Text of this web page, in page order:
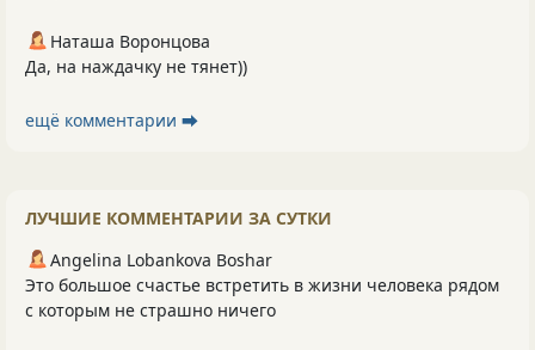
Наташа Воронцова
Да, на наждачку не тянет))
ещё комментарии ⮕
ЛУЧШИЕ КОММЕНТАРИИ ЗА СУТКИ
Angelina Lobankova Boshar
Это большое счастье встретить в жизни человека рядом
с которым не страшно ничего